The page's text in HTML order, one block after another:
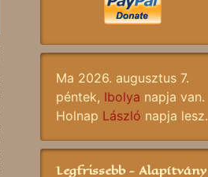
Ma 2026. augusztus 7.
péntek, Ibolya napja van.
Holnap László napja lesz.
Legfrissebb - Alapítvány